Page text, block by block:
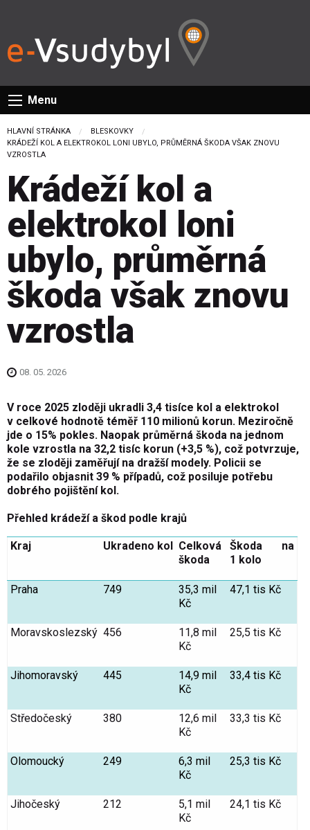
Menu
HLAVNÍ STRÁNKA
BLESKOVKY
CURRENT:
KRÁDEŽÍ KOL A ELEKTROKOL LONI UBYLO, PRŮMĚRNÁ ŠKODA VŠAK ZNOVU
VZROSTLA
Krádeží kol a
elektrokol loni
ubylo, průměrná
škoda však znovu
vzrostla
08. 05. 2026
V roce 2025 zloději ukradli 3,4 tisíce kol a elektrokol
v celkové hodnotě téměř 110 milionů korun. Meziročně
jde o 15% pokles. Naopak průměrná škoda na jednom
kole vzrostla na 32,2 tisíc korun (+3,5 %), což potvrzuje,
že se zloději zaměřují na dražší modely. Policii se
podařilo objasnit 39 % případů, což posiluje potřebu
dobrého pojištění kol.
Přehled krádeží a škod podle krajů
Kraj Ukradeno kol Celková
škoda
Škoda
na
1 kolo
Praha 749
35,3 mil
Kč
47,1 tis Kč
Moravskoslezský 456
11,8 mil
Kč
25,5 tis Kč
Jihomoravský 445
14,9 mil
Kč
33,4 tis Kč
Středočeský 380
12,6 mil
Kč
33,3 tis Kč
Olomoucký 249
6,3 mil
Kč
25,3 tis Kč
Jihočeský 212
5,1 mil
Kč
24,1 tis Kč